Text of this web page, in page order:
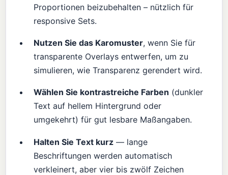
Proportionen beizubehalten – nützlich für
responsive Sets.
Nutzen Sie das Karomuster, wenn Sie für
transparente Overlays entwerfen, um zu
simulieren, wie Transparenz gerendert wird.
Wählen Sie kontrastreiche Farben (dunkler
Text auf hellem Hintergrund oder
umgekehrt) für gut lesbare Maßangaben.
Halten Sie Text kurz — lange
Beschriftungen werden automatisch
verkleinert, aber vier bis zwölf Zeichen